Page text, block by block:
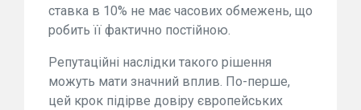
ставка в 10% не має часових обмежень, що
робить її фактично постійною.
Репутаційні наслідки такого рішення
можуть мати значний вплив. По-перше,
цей крок підірве довіру європейських